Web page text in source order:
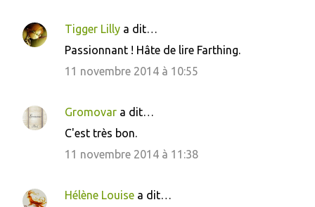
C
e
i
Tigger Lilly a dit…
Passionnant ! Hâte de lire Farthing.
11 novembre 2014 à 10:55
Gromovar a dit…
C'est très bon.
11 novembre 2014 à 11:38
Hélène Louise a dit…